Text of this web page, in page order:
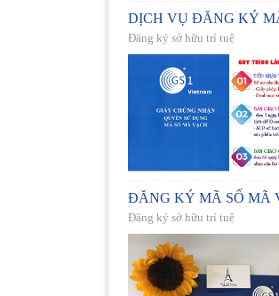
DỊCH VỤ ĐĂNG KÝ
Đăng ký sở hữu trí tuệ
ĐĂNG KÝ MÃ SỐ MÃ
Đăng ký sở hữu trí tuệ